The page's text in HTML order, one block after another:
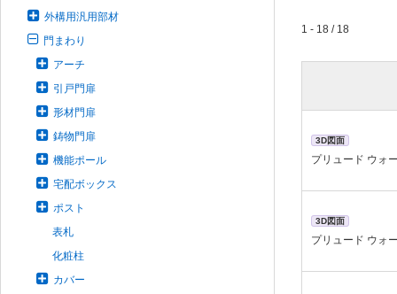
外構用汎用部材
門まわり
アーチ
引戸門扉
形材門扉
鋳物門扉
機能ポール
宅配ボックス
ポスト
表札
化粧柱
カバー
1 - 18 / 18
3D図面
プリュード ウォ
3D図面
プリュード ウォ